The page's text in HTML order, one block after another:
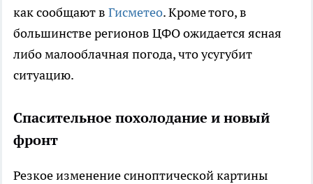
как сообщают в Гисметео. Кроме того, в
большинстве регионов ЦФО ожидается ясная
либо малооблачная погода, что усугубит
ситуацию.
Спасительное похолодание и новый
фронт
Резкое изменение синоптической картины